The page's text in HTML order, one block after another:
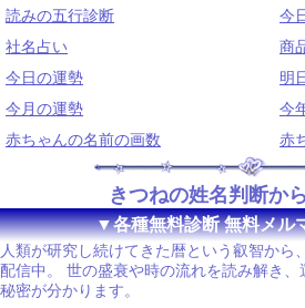
読みの五行診断
今
社名占い
商
今日の運勢
明
今月の運勢
今
赤ちゃんの名前の画数
赤
きつねの姓名判断か
▼各種無料診断 無料メル
人類が研究し続けてきた暦という叡智から
配信中。 世の盛衰や時の流れを読み解き
秘密が分かります。